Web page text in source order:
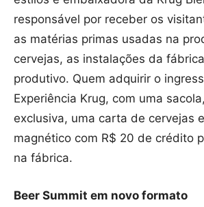
responsável por receber os
as matérias primas usadas na
cervejas, as instalações da
produtivo. Quem adquirir o
Experiência Krug, com uma
exclusiva, uma carta de cervejas
magnético com R$ 20 de crédito
na fábrica.
Beer Summit em novo formato